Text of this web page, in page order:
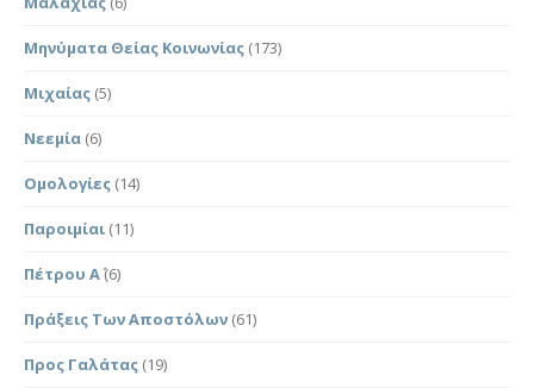
Μηνύματα Θείας Κοινωνίας (173)
Μιχαίας (5)
Νεεμία (6)
Ομολογίες (14)
Παροιμίαι (11)
Πέτρου Α΄(6)
Πράξεις Των Αποστόλων (61)
Προς Γαλάτας (19)